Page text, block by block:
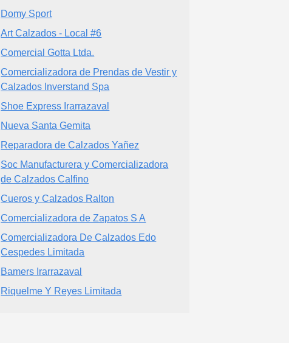
Domy Sport
Art Calzados - Local #6
Comercial Gotta Ltda.
Comercializadora de Prendas de Vestir y
Calzados Inverstand Spa
Shoe Express Irarrazaval
Nueva Santa Gemita
Reparadora de Calzados Yañez
Soc Manufacturera y Comercializadora
de Calzados Calfino
Cueros y Calzados Ralton
Comercializadora de Zapatos S A
Comercializadora De Calzados Edo
Cespedes Limitada
Bamers Irarrazaval
Riquelme Y Reyes Limitada